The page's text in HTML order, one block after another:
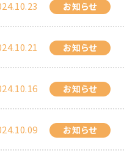
お知らせ
お知らせ
お知らせ
お知らせ